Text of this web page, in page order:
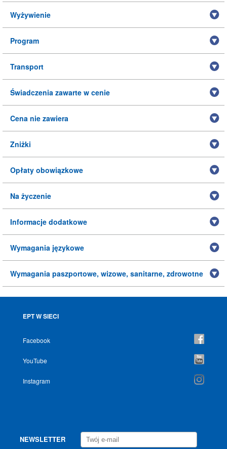
Wyżywienie
Program
Transport
Świadczenia zawarte w cenie
Cena nie zawiera
Zniżki
Opłaty obowiązkowe
Na życzenie
Informacje dodatkowe
Wymagania językowe
Wymagania paszportowe, wizowe, sanitarne, zdrowotne
EPT W SIECI
Facebook
YouTube
Instagram
NEWSLETTER